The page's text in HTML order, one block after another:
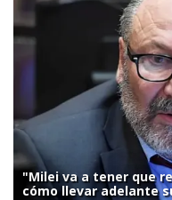
"Milei va a tener que
cómo llevar adelante